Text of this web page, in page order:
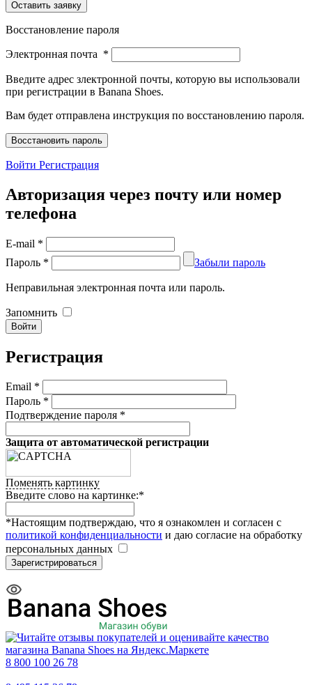
Восстановление пароля
Электронная почта *
Введите адрес злектронной почты, которую вы использовали
при регистрации в Banana Shoes.
Вам будет отправлена инструкция по восстановлению пароля.
Войти Регистрация
Авторизация через почту или номер
телефона
E-mail *
Пароль * Забыли пароль
Неправильная электронная почта или пароль.
Запомнить
Регистрация
Email *
Пароль *
Подтверждение пароля *
Защита от автоматической регистрации
Поменять картинку
Введите слово на картинке:*
*Настоящим подтверждаю, что я ознакомлен и согласен с
политикой конфиденциальности и даю согласие на обработку
персональных данных
8 800 100 26 78